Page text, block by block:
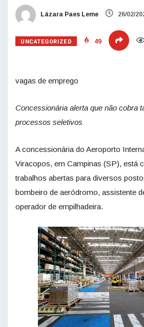
Lázara Paes Leme 26/02/
UNCATEGORIZED 49
vagas de emprego
Concessionária alerta que não cobra
processos seletivos
A concessionária do Aeroporto
Viracopos, em Campinas (SP), está
trabalhos abertas para diversos
bombeiro de aeródromo, assistente
operador de empilhadeira.